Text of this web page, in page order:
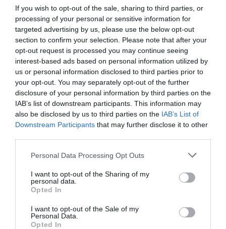
If you wish to opt-out of the sale, sharing to third parties, or
processing of your personal or sensitive information for
targeted advertising by us, please use the below opt-out
section to confirm your selection. Please note that after your
opt-out request is processed you may continue seeing
interest-based ads based on personal information utilized by
us or personal information disclosed to third parties prior to
your opt-out. You may separately opt-out of the further
disclosure of your personal information by third parties on the
IAB’s list of downstream participants. This information may
also be disclosed by us to third parties on the IAB’s List of
Downstream Participants that may further disclose it to other
Please note that this website/app uses one or more Google
not limited to your visit or usage behaviour. You may click to
grant or deny consent to Google and its third-party tags to
use your data for below specified purposes in below Google
consent section.
Personal Data Processing Opt Outs
I want to opt-out of the Sharing of my
personal data.
Opted In
I want to opt-out of the Sale of my
Personal Data.
Opted In
ΔΙΕΘΝΗ
Το νέο Yacht Seven Seas του Steven
πολυτελές αριστούργημα από την Oceanco
(Pic, Vid)
Ο φακός του DEBATER κατέγραψε την τεράστια
31.07.2024 - 12:22